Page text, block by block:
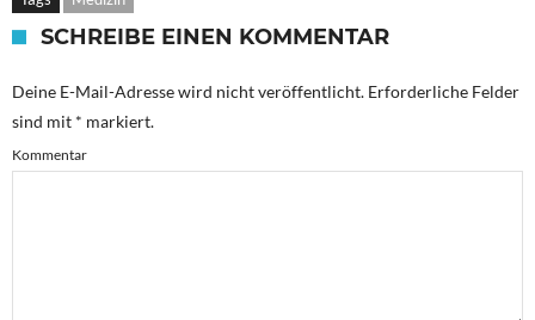
SCHREIBE EINEN KOMMENTAR
Deine E-Mail-Adresse wird nicht veröffentlicht. Erforderliche Felder
sind mit * markiert.
Kommentar